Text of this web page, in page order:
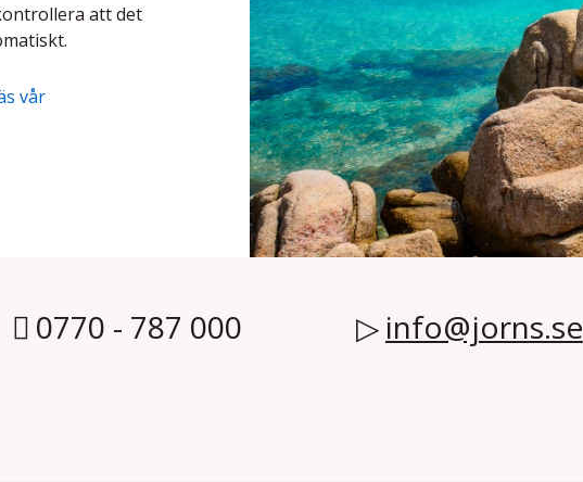
att det
vår
0770 - 787 000 info@jorns.se